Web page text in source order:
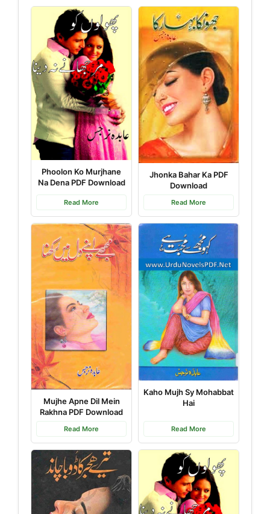
Phoolon Ko Murjhane
Na Dena PDF Download
Read More
Jhonka Bahar Ka PDF
Download
Read More
Mujhe Apne Dil Mein
Rakhna PDF Download
Read More
Kaho Mujh Sy Mohabbat
Hai
Read More